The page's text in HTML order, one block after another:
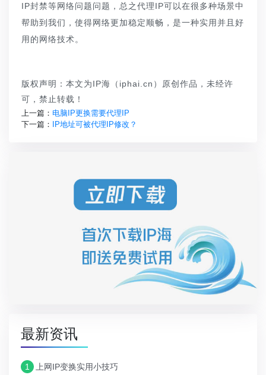
IP封禁等网络问题问题，总之代理IP可以在很多种场景中
帮助到我们，使得网络更加稳定顺畅，是一种实用并且好
用的网络技术。
版权声明：本文为IP海（iphai.cn）原创作品，未经许
可，禁止转载！
上一篇： 电脑IP更换需要代理IP
下一篇： IP地址可被代理IP修改？
最新资讯
1 上网IP变换实用小技巧